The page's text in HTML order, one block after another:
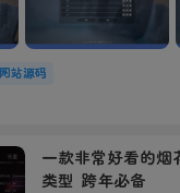
网站源码
一款非常好看的
类型 跨年必备